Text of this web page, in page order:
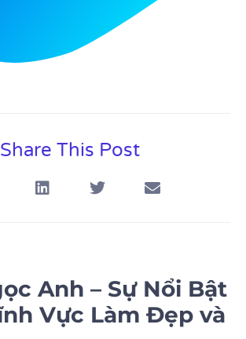
Share This Post
Anh – Sự Nổi Bật
Vực Làm Đẹp và